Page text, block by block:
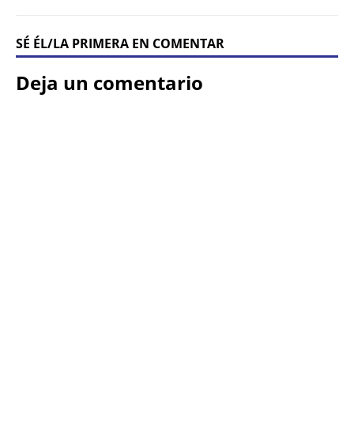
SÉ ÉL/LA PRIMERA EN COMENTAR
Deja un comentario